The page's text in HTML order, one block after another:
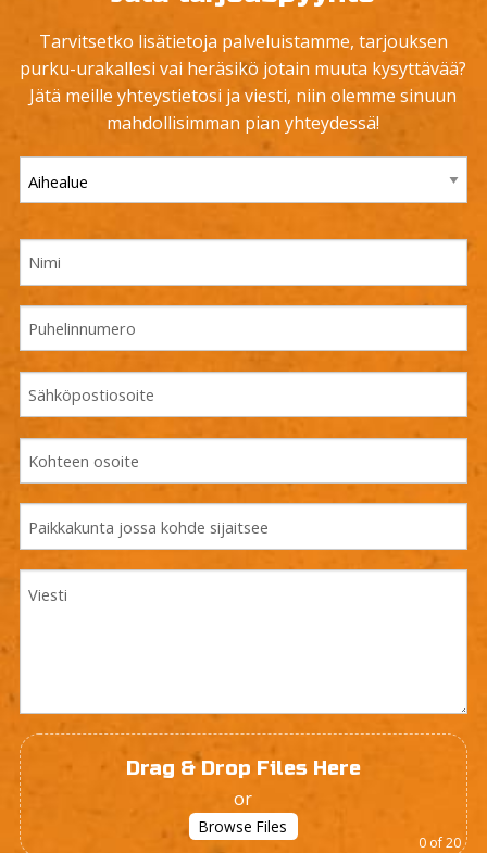
Tarvitsetko lisätietoja palveluistamme, tarjouksen
purku-urakallesi vai heräsikö jotain muuta kysyttävää?
Jätä meille yhteystietosi ja viesti, niin olemme sinuun
mahdollisimman pian yhteydessä!
Drag & Drop Files Here
or
Browse Files
0of 20